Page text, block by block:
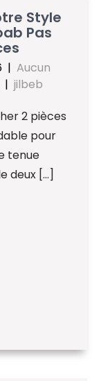
Style
Pas
| Aucun
| jilbeb
2 pièces
pour
tenue
deux […]